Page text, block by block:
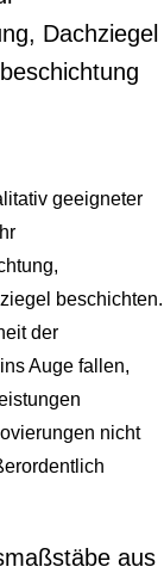
Dachziegel
geeigneter
beschichten.
der
Auge fallen,
nicht
aus